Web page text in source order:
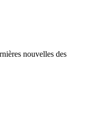
nouvelles des